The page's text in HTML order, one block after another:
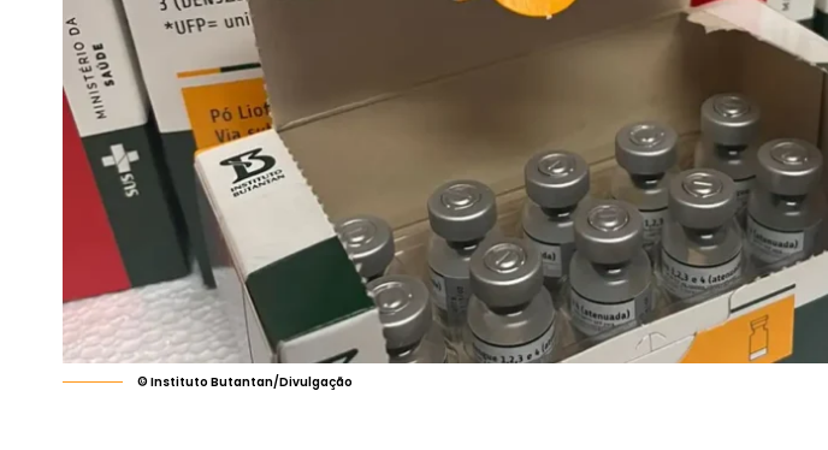
© Instituto Butantan/Divulgação